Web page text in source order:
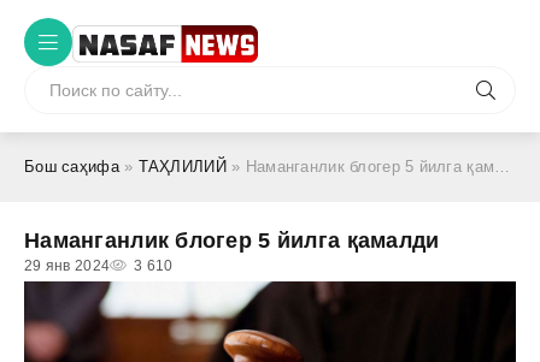
Бош саҳифа» ТАҲЛИЛИЙ » Наманганлик блогер 5 йилга қамалди
Наманганлик блогер 5 йилга қамалди
29 янв 2024 3 610